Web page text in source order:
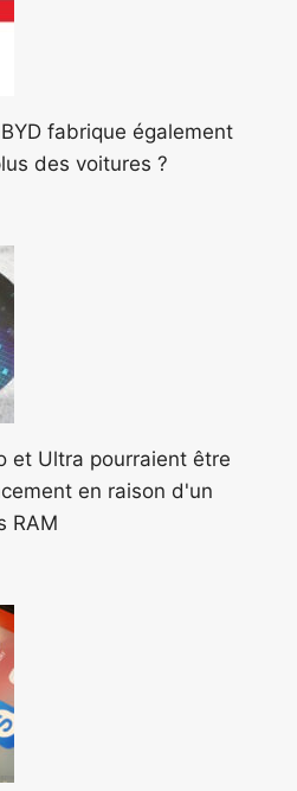
fabrique également
des voitures ?
et Ultra pourraient être
en raison d'un
RAM